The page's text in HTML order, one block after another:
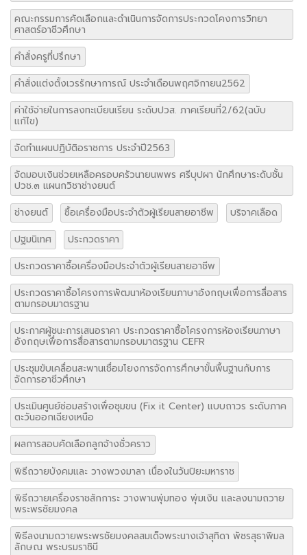
คณะกรรมการคัดเลือกและดำเนินการจัดการประกวดโคงการวิทยา
ศาสตร์อาชีวศึกษา
คำสั่งครูที่ปรึกษา
คำสั่งแต่งตั้งเวรรักษาการณ์ ประจำเดือนพฤศจิกายน2562
ค่าใช้จ่ายในการลงทะเบียนเรียน ระดับปวส. ภาคเรียนที่2/62(ฉบับ
แก้ไข)
จัดทำแผนปฏิบัติอราชการ ประจำปี2563
จัดมอบเงินช่วยเหลือครอบครัวนายนพพร ศรีบุปผา นักศึกษาระดับชั้น
ปวช.๓ แผนกวิชาช่างยนต์
ช่างยนต์
ซื้อเครื่องมือประจำตัวผู้เรียนสายอาชีพ
บริจาคเลือด
ปฐมนิเทศ
ประกวดราคา
ประกวดราคาซื้อเครื่องมือประจำตัวผู้เรียนสายอาชีพ
ประกวดราคาซื้อโครงการพัฒนาห้องเรียนภาษาอังกฤษเพื่อการสื่อสาร
ตามกรอบมาตรฐาน
ประกาศผู้ชนะการเสนอราคา ประกวดราคาซื้อโครงการห้องเรียนภาษา
อังกฤษเพื่อการสื่อสารตามกรอบมาตรฐาน CEFR
ประชุมขับเคลื่อนสะพานเชื่อมโยงการจัดการศึกษาขั้นพื้นฐานกับการ
จัดการอาชีวศึกษา
ประเมินศูนย์ซ่อมสร้างเพื่อชุมขน (Fix it Center) แบบถาวร ระดับภาค
ตะวันออกเฉียงเหนือ
ผลการสอบคัดเลือกลูกจ้างชั่วคราว
พิธีถวายบังคมและ วางพวงมาลา เนื่องในวันปิยะมหาราช
พิธีถวายเครื่องราชสักการะ วางพานพุ่มทอง พุ่มเงิน และลงนามถวาย
พระพรชัยมงคล
พิธีลงนามถวายพระพรชัยมงคลสมเด็จพระนางเจ้าสุทิดา พัชรสุธาพิมล
ลักษณ พระบรมราชินี